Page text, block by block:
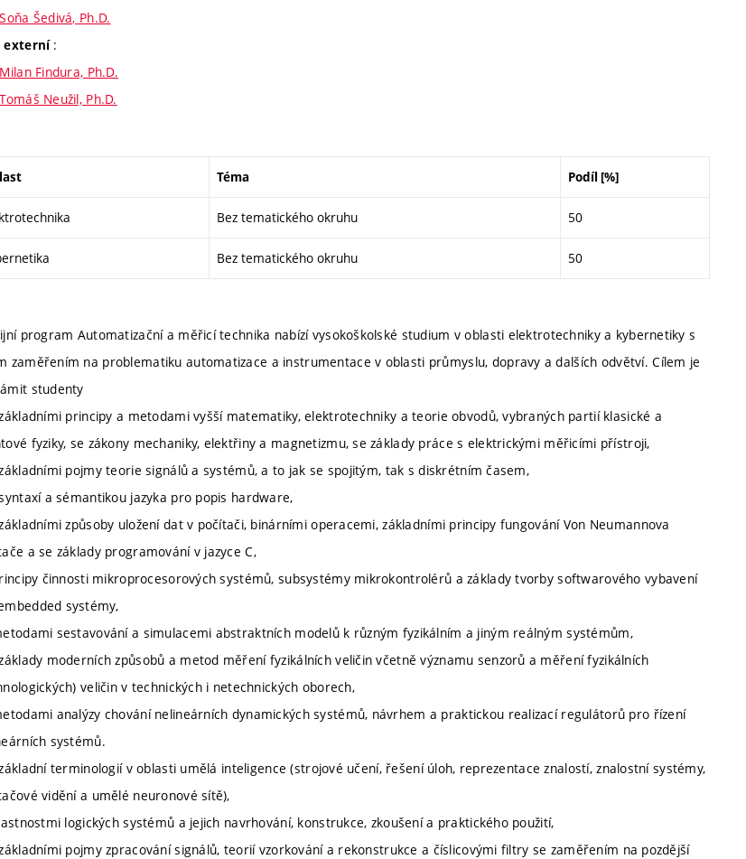
Šedivá, Ph.D.
externí :
Findura, Ph.D.
Neužil, Ph.D.
Téma Podíl [%]
Bez tematického okruhu 50
Bez tematického okruhu 50
program Automatizační a měřicí technika nabízí vysokoškolské studium v oblasti elektrotechniky a kybernetiky s
zaměřením na problematiku automatizace a instrumentace v oblasti průmyslu, dopravy a dalších odvětví. Cílem je
studenty
principy a metodami vyšší matematiky, elektrotechniky a teorie obvodů, vybraných partií klasické a
fyziky, se zákony mechaniky, elektřiny a magnetizmu, se základy práce s elektrickými měřicími přístroji,
pojmy teorie signálů a systémů, a to jak se spojitým, tak s diskrétním časem,
a sémantikou jazyka pro popis hardware,
způsoby uložení dat v počítači, binárními operacemi, základními principy fungování Von Neumannova
a se základy programování v jazyce C,
činnosti mikroprocesorových systémů, subsystémy mikrokontrolérů a základy tvorby softwarového vybavení
systémy,
sestavování a simulacemi abstraktních modelů k různým fyzikálním a jiným reálným systémům,
moderních způsobů a metod měření fyzikálních veličin včetně významu senzorů a měření fyzikálních
veličin v technických i netechnických oborech,
analýzy chování nelineárních dynamických systémů, návrhem a praktickou realizací regulátorů pro řízení
systémů.
terminologií v oblasti umělá inteligence (strojové učení, řešení úloh, reprezentace znalostí, znalostní systémy,
vidění a umělé neuronové sítě),
logických systémů a jejich navrhování, konstrukce, zkoušení a praktického použití,
pojmy zpracování signálů, teorií vzorkování a rekonstrukce a číslicovými filtry se zaměřením na pozdější